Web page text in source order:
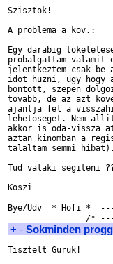
Szisztok!
A problema a kov.:
Egy darabig
probalgattam
jelentkeztem csak be
idot huzni, ugy hogy
bontott, szepen
tovabb, de az azt
ajanlja fel a
lehetoseget. Nem
akkor is oda-vissza
aztan kinomban a
talaltam semmi hibat).
Tud valaki segiteni
Koszi
Bye/Udv  * Hofi *
/*
+ - Sokminden
Tisztelt Guruk!